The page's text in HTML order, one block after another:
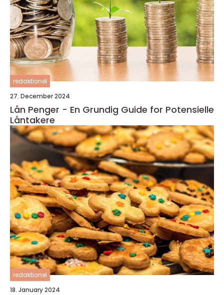
redaktionel
27. December 2024
Lån Penger - En Grundig Guide for Potensielle
Låntakere
redaktionel
18. January 2024